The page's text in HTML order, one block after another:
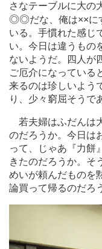
さなテーブルに大の
◎◎だな、俺は××に
いる。手慣れた感じ
い。今日は違うもの
ないようだ。四人が
ご厄介になっている
来るのは珍しいよう
り、少々窮屈そうで
若夫婦はふだんは
のだろうか。今日は
って、じゃあ『力餅
きたのだろうか。そ
めいが頼んだものを
論買って帰るのだろ